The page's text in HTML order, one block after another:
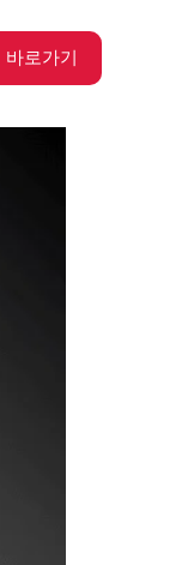
바로가기